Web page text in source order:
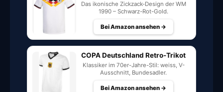
Das ikonische Zickzack-Design der WM
1990 – Schwarz-Rot-Gold.
Bei Amazon ansehen →
COPA Deutschland Retro-Trikot
Klassiker im 70er-Jahre-Stil: weiss, V-
Ausschnitt, Bundesadler.
Bei Amazon ansehen →